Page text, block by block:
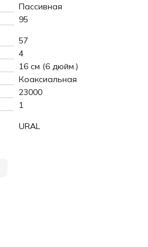
Пассивная
95
57
4
16 см (6 дюйм.)
Коаксиальная
23000
1
URAL